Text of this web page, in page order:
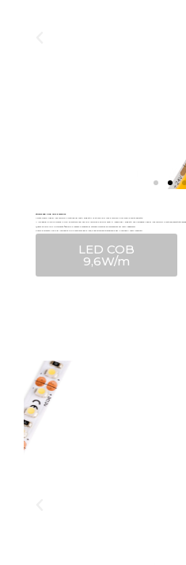
Striscia LED COB Lynx Premium
Volete creare linee di luce uniformi e continue nei vostri progetti? Le strisce LED Lynx Premium COB sono la scelta perfetta.
Il loro design Chip On Board (COB) garantisce una luce LED uniforme e priva di punti. È l’ideale per i progetti che richiedono linee di luce uniformi e continue, soprattutto
Grazie all’elevato livello di luminosità e alla continuità della luce, è una soluzione straordinaria per illuminare i vostri progetti.
LED COB
9,6W/m